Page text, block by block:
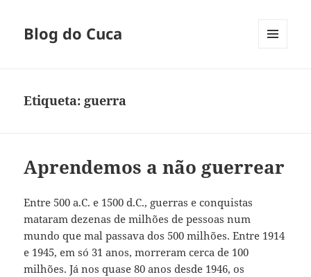
Blog do Cuca
Etiqueta: guerra
Aprendemos a não guerrear
Entre 500 a.C. e 1500 d.C., guerras e conquistas
mataram dezenas de milhões de pessoas num
mundo que mal passava dos 500 milhões. Entre 1914
e 1945, em só 31 anos, morreram cerca de 100
milhões. Já nos quase 80 anos desde 1946, os